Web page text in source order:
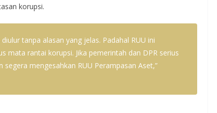
korupsi.
tanpa alasan yang jelas. Padahal RUU ini
mata rantai korupsi. Jika pemerintah dan DPR serius
mengesahkan RUU Perampasan Aset,”